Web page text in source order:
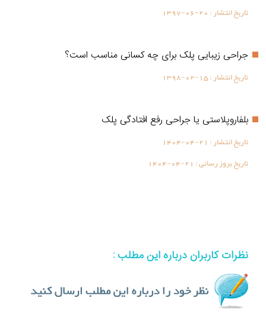
تاریخ انتشار :1397-06-20
جراحی زیبایی پلک برای چه کسانی مناسب است؟
تاریخ انتشار :1398-02-15
بلفاروپلاستی یا جراحی رفع افتادگی پلک
تاریخ انتشار : 1404-04-21
تاریخ بروز رسانی : 1404-04-21
نظرات کاربران درباره این مطلب :